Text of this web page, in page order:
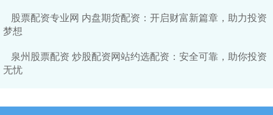
股票配资专业网 内盘期货配资：开启财富新篇章，助力投资
梦想
泉州股票配资 炒股配资网站约选配资：安全可靠，助你投资
无忧